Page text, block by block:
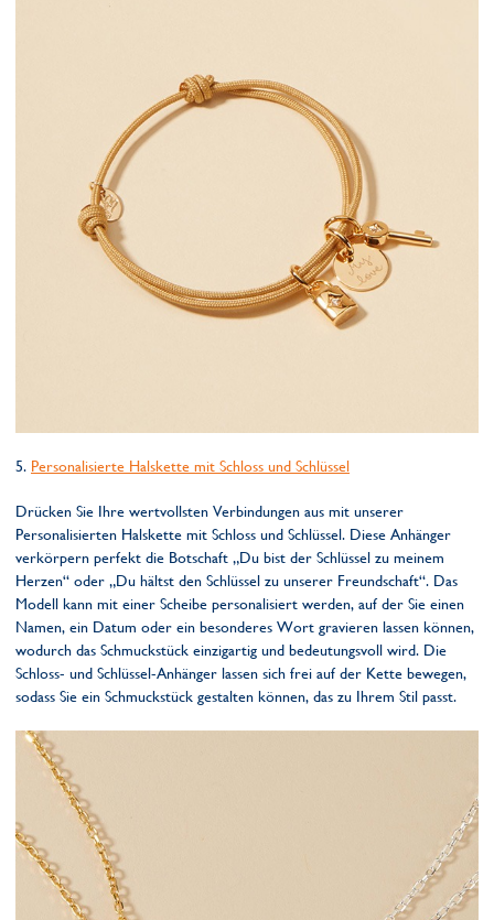
5. Personalisierte Halskette mit Schloss und Schlüssel
Drücken Sie Ihre wertvollsten Verbindungen aus mit unserer
Personalisierten Halskette mit Schloss und Schlüssel. Diese Anhänger
verkörpern perfekt die Botschaft „Du bist der Schlüssel zu meinem
Herzen“ oder „Du hältst den Schlüssel zu unserer Freundschaft“. Das
Modell kann mit einer Scheibe personalisiert werden, auf der Sie einen
Namen, ein Datum oder ein besonderes Wort gravieren lassen können,
wodurch das Schmuckstück einzigartig und bedeutungsvoll wird. Die
Schloss- und Schlüssel-Anhänger lassen sich frei auf der Kette bewegen,
sodass Sie ein Schmuckstück gestalten können, das zu Ihrem Stil passt.